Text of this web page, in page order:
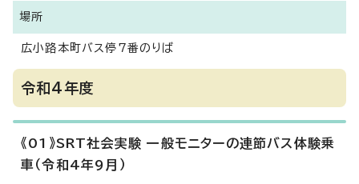
場所
広小路本町バス停7番のりば
令和4年度
《01》SRT社会実験 一般モニターの連節バス体験乗
車（令和4年9月）